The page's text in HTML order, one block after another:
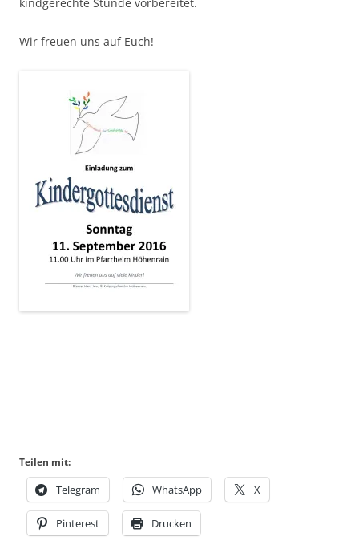
Wir freuen uns auf Euch!
Teilen mit:
Telegram WhatsApp X
Pinterest Drucken